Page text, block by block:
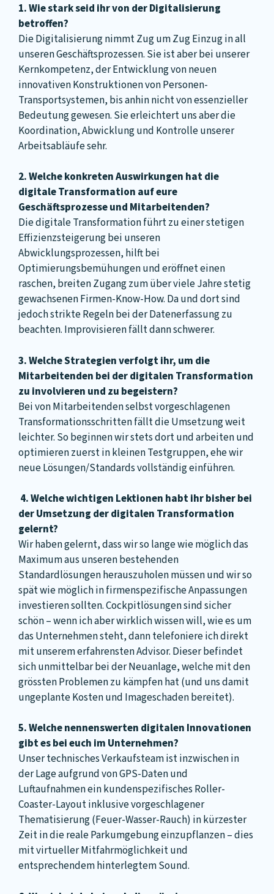
1. Wie stark seid ihr von der Digitalisierung
betroffen?
Die Digitalisierung nimmt Zug um Zug Einzug in all
unseren Geschäftsprozessen. Sie ist aber bei unserer
Kernkompetenz, der Entwicklung von neuen
innovativen Konstruktionen von Personen-
Transportsystemen, bis anhin nicht von essenzieller
Bedeutung gewesen. Sie erleichtert uns aber die
Koordination, Abwicklung und Kontrolle unserer
Arbeitsabläufe sehr.
2. Welche konkreten Auswirkungen hat die
digitale Transformation auf eure
Geschäftsprozesse und Mitarbeitenden?
Die digitale Transformation führt zu einer stetigen
Effizienzsteigerung bei unseren
Abwicklungsprozessen, hilft bei
Optimierungsbemühungen und eröffnet einen
raschen, breiten Zugang zum über viele Jahre stetig
gewachsenen Firmen-Know-How. Da und dort sind
jedoch strikte Regeln bei der Datenerfassung zu
beachten. Improvisieren fällt dann schwerer.
3. Welche Strategien verfolgt ihr, um die
Mitarbeitenden bei der digitalen Transformation
zu involvieren und zu begeistern?
Bei von Mitarbeitenden selbst vorgeschlagenen
Transformationsschritten fällt die Umsetzung weit
leichter. So beginnen wir stets dort und arbeiten und
optimieren zuerst in kleinen Testgruppen, ehe wir
neue Lösungen/Standards vollständig einführen.
4. Welche wichtigen Lektionen habt ihr bisher bei
der Umsetzung der digitalen Transformation
gelernt?
Wir haben gelernt, dass wir so lange wie möglich das
Maximum aus unseren bestehenden
Standardlösungen herauszuholen müssen und wir so
spät wie möglich in firmenspezifische Anpassungen
investieren sollten. Cockpitlösungen sind sicher
schön – wenn ich aber wirklich wissen will, wie es um
das Unternehmen steht, dann telefoniere ich direkt
mit unserem erfahrensten Advisor. Dieser befindet
sich unmittelbar bei der Neuanlage, welche mit den
grössten Problemen zu kämpfen hat (und uns damit
ungeplante Kosten und Imageschaden bereitet).
5. Welche nennenswerten digitalen Innovationen
gibt es bei euch im Unternehmen?
Unser technisches Verkaufsteam ist inzwischen in
der Lage aufgrund von GPS-Daten und
Luftaufnahmen ein kundenspezifisches Roller-
Coaster-Layout inklusive vorgeschlagener
Thematisierung (Feuer-Wasser-Rauch) in kürzester
Zeit in die reale Parkumgebung einzupflanzen – dies
mit virtueller Mitfahrmöglichkeit und
entsprechendem hinterlegtem Sound.